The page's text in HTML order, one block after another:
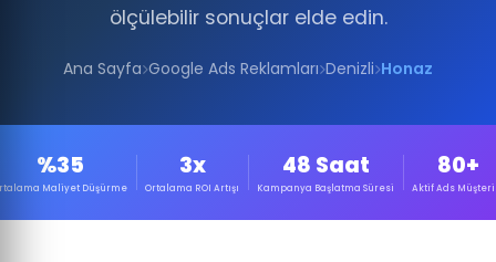
ölçülebilir sonuçlar elde edin.
Ana Sayfa Google Ads Reklamları Denizli Honaz
%35
Maliyet Düşürme
3x
Ortalama ROI Artışı
48 Saat
Kampanya Başlatma Süresi
80+
Aktif Ads